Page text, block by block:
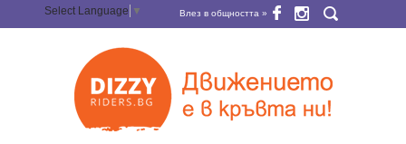
Select Language ▼ Влез в общността »